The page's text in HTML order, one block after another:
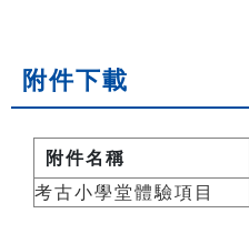
附件下載
附件名稱
考古小學堂體驗項目